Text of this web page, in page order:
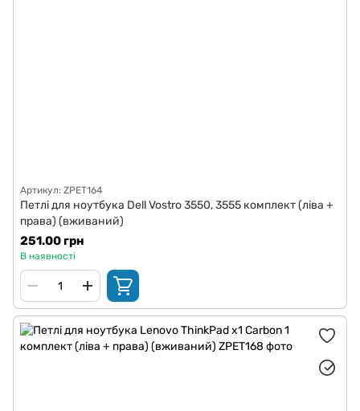
Артикул: ZPET164
Петлі для ноутбука Dell Vostro 3550, 3555 комплект (ліва +
права) (вживаний)
251.00 грн
В наявності